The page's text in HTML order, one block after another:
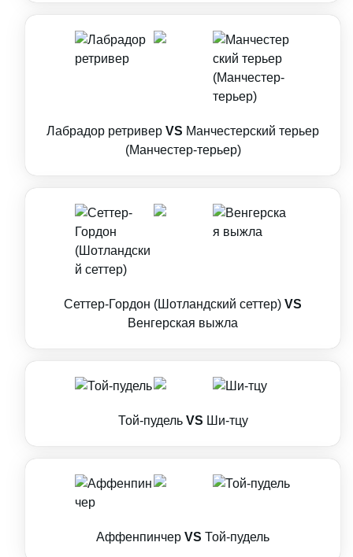
Лабрадор ретривер VS Манчестерский терьер
(Манчестер-терьер)
Сеттер-Гордон (Шотландский сеттер) VS
Венгерская выжла
Той-пудель VS Ши-тцу
Аффенпинчер VS Той-пудель